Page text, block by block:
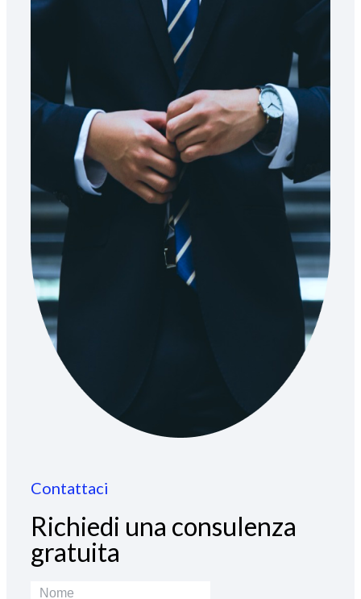
Contattaci
Richiedi una consulenza
gratuita